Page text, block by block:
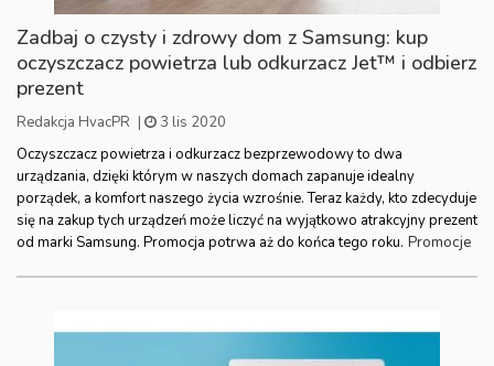
Zadbaj o czysty i zdrowy dom z Samsung: kup
oczyszczacz powietrza lub odkurzacz Jet™ i odbierz
prezent
Redakcja HvacPR |
3 lis 2020
Oczyszczacz powietrza i odkurzacz bezprzewodowy to dwa
urządzania, dzięki którym w naszych domach zapanuje idealny
porządek, a komfort naszego życia wzrośnie. Teraz każdy, kto zdecyduje
się na zakup tych urządzeń może liczyć na wyjątkowo atrakcyjny prezent
od marki Samsung. Promocja potrwa aż do końca tego roku. Promocje